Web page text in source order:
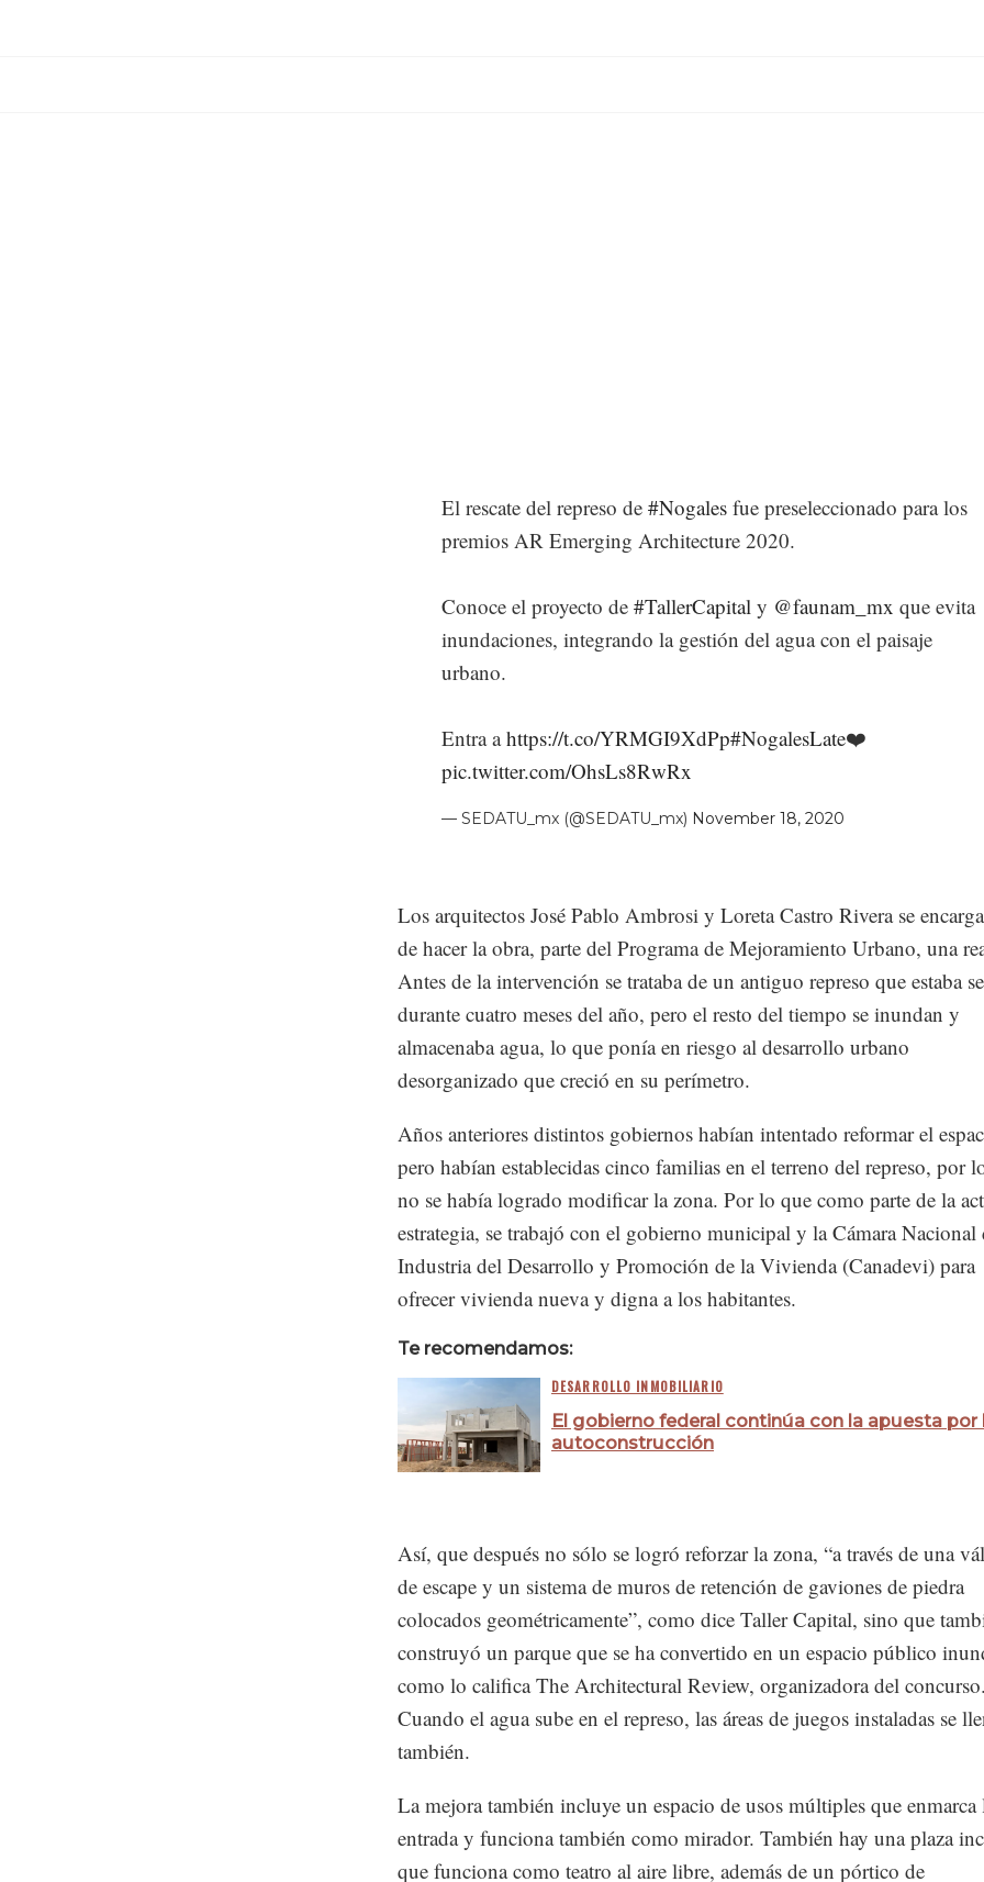
El rescate del represo de #Nogales fue preseleccionado para los
premios AR Emerging Architecture 2020.
Conoce el proyecto de #TallerCapital y @faunam_mx que evita
inundaciones, integrando la gestión del agua con el paisaje
urbano.
Entra ahttps://t.co/YRMGI9XdPp#NogalesLate❤️
pic.twitter.com/OhsLs8RwRx
— SEDATU_mx (@SEDATU_mx) November 18, 2020
Los arquitectos José Pablo Ambrosi y Loreta Castro Rivera se
de hacer la obra, parte del Programa de Mejoramiento Urbano, una
Antes de la intervención se trataba de un antiguo represo que estaba
durante cuatro meses del año, pero el resto del tiempo se inundan y
almacenaba agua, lo que ponía en riesgo al desarrollo urbano
desorganizado que creció en su perímetro.
Años anteriores distintos gobiernos habían intentado reformar el
pero habían establecidas cinco familias en el terreno del represo, por
no se había logrado modificar la zona. Por lo que como parte de la
estrategia, se trabajó con el gobierno municipal y la Cámara Nacional
Industria del Desarrollo y Promoción de la Vivienda (Canadevi) para
ofrecer vivienda nueva y digna a los habitantes.
Te recomendamos:
DESARROLLO INMOBILIARIO
El gobierno federal continúa con la apuesta por
autoconstrucción
Así, que después no sólo se logró reforzar la zona, “a través de una
de escape y un sistema de muros de retención de gaviones de piedra
colocados geométricamente”, como dice Taller Capital, sino que
construyó un parque que se ha convertido en un espacio público
como lo califica The Architectural Review, organizadora del concurso.
Cuando el agua sube en el represo, las áreas de juegos instaladas se
también.
La mejora también incluye un espacio de usos múltiples que enmarca
entrada y funciona también como mirador. También hay una plaza
que funciona como teatro al aire libre, además de un pórtico de